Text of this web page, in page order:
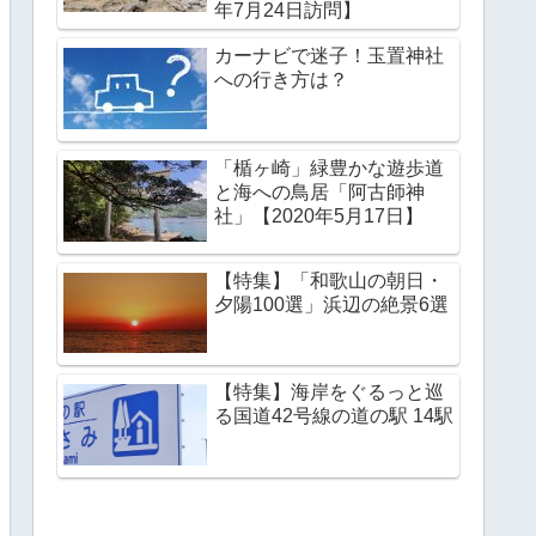
年7月24日訪問】
カーナビで迷子！玉置神社
への行き方は？
「楯ヶ崎」緑豊かな遊歩道
と海への鳥居「阿古師神
社」【2020年5月17日】
【特集】「和歌山の朝日・
夕陽100選」浜辺の絶景6選
【特集】海岸をぐるっと巡
る国道42号線の道の駅 14駅